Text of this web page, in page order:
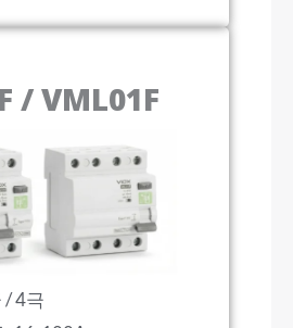
/ VML01F
/ 4극